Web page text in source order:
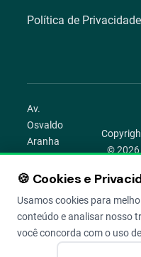
Política de Privacidade
Av.
Osvaldo
Aranha
1022 –
Bom
Porto
Alegre –
RS
© 2026
Todos
direitos
🍪 Cookies e
Usamos cookies para
conteúdo e analisar nosso
você concorda com o uso